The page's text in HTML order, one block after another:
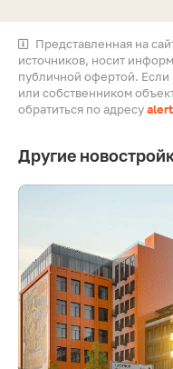
Представленная на
источников, носит
публичной офертой. Если
или собственником
обратиться по адресу
Другие